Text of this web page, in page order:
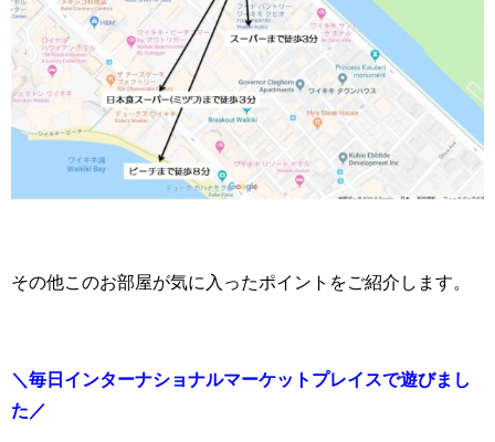
その他このお部屋が気に入ったポイントをご紹介します。
＼毎日インターナショナルマーケットプレイスで遊びまし
た／